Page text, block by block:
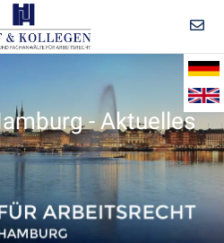
- Aktuelles